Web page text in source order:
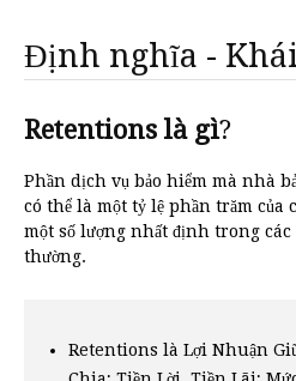
Định nghĩa -
Retentions là gì?
Phần dịch vụ bảo hiểm mà nhà
có thể là một tỷ lệ phần trăm của
một số lượng nhất định trong các
thường.
Retentions là Lợi Nhuận